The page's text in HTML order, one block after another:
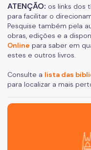
ATENÇÃO: os links dos
para facilitar o
Pesquise também pela
obras, edições e a
Online para saber em
estes e outros livros.
Consulte a lista das
para localizar a mais
São Paulo, cidade